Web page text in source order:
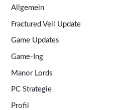
Allgemein
Fractured Veil Update
Game Updates
Game-Ing
Manor Lords
PC Strategie
Profil